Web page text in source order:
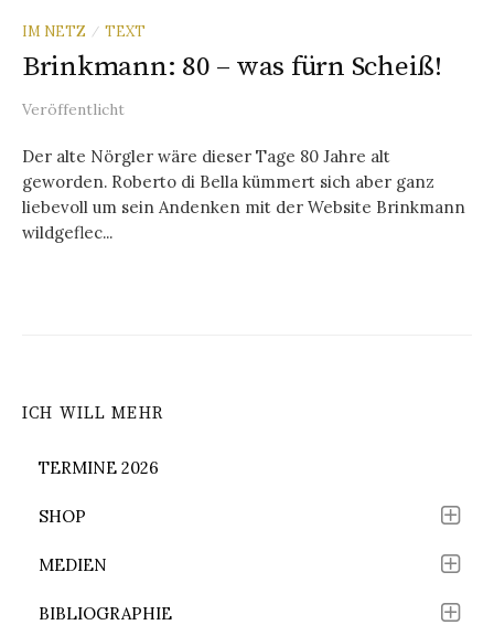
IM NETZ / TEXT
Brinkmann: 80 – was fürn Scheiß!
Veröffentlicht
Der alte Nörgler wäre dieser Tage 80 Jahre alt
geworden. Roberto di Bella kümmert sich aber ganz
liebevoll um sein Andenken mit der Website Brinkmann
wildgeflec...
ICH WILL MEHR
TERMINE 2026
SHOP
MEDIEN
BIBLIOGRAPHIE